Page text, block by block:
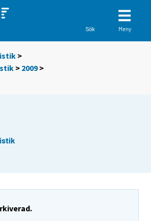
Sök Meny
>
> 2009>